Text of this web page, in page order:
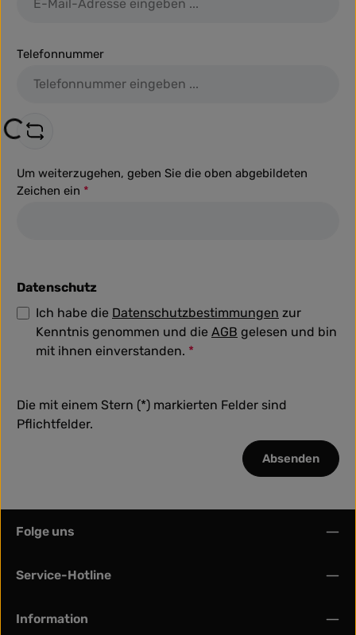
Telefonnummer
Um weiterzugehen, geben Sie die oben abgebildeten
Zeichen ein *
Datenschutz
Ich habe die Datenschutzbestimmungen zur
Kenntnis genommen und die AGB gelesen und bin
mit ihnen einverstanden. *
Die mit einem Stern (*) markierten Felder sind
Pflichtfelder.
Absenden
Folge uns
Service-Hotline
Information